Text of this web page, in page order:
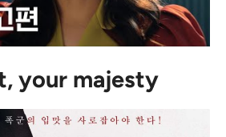
your majesty